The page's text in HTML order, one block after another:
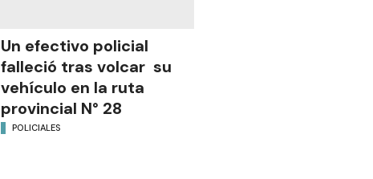
Un efectivo policial
falleció tras volcar su
vehículo en la ruta
provincial N° 28
POLICIALES